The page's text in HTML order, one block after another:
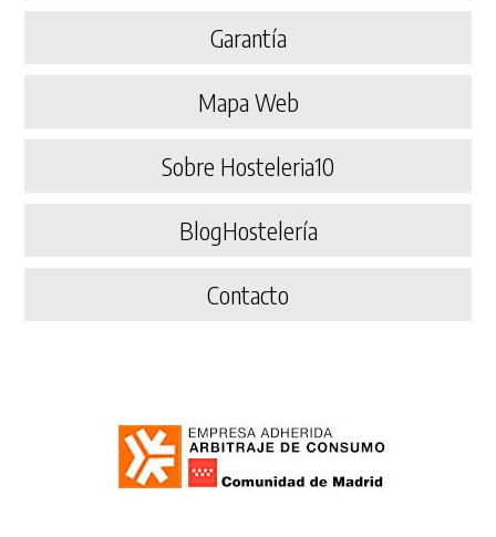
Garantía
Mapa Web
Sobre Hosteleria10
BlogHostelería
Contacto